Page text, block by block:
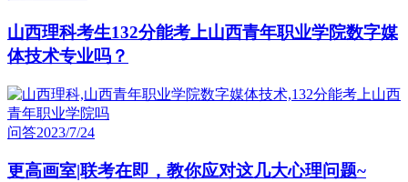
山西理科考生132分能考上山西青年职业学院数字媒
体技术专业吗？
问答2023/7/24
更高画室|联考在即，教你应对这几大心理问题~